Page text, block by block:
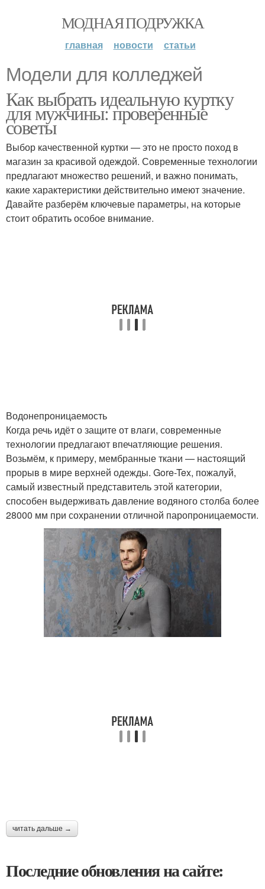
МОДНАЯ ПОДРУЖКА
главная новости статьи
Модели для колледжей
Как выбрать идеальную куртку
для мужчины: проверенные
советы
Выбор качественной куртки — это не просто поход в
магазин за красивой одеждой. Современные технологии
предлагают множество решений, и важно понимать,
какие характеристики действительно имеют значение.
Давайте разберём ключевые параметры, на которые
стоит обратить особое внимание.
Водонепроницаемость
Когда речь идёт о защите от влаги, современные
технологии предлагают впечатляющие решения.
Возьмём, к примеру, мембранные ткани — настоящий
прорыв в мире верхней одежды. Gore-Tex, пожалуй,
самый известный представитель этой категории,
способен выдерживать давление водяного столба более
28000 мм при сохранении отличной паропроницаемости.
читать дальше →
Последние обновления на сайте: